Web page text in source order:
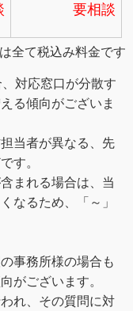
要相談
全て税込み料金です
対応窓口が分散す
る傾向がございま
当者が異なる、先
す。
まれる場合は、当
なるため、「～」
事務所様の場合も
がございます。
れ、その質問に対